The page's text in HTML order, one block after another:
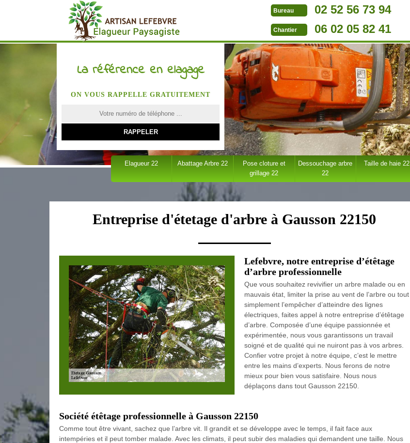
Bureau 02 52 56 73 94
Chantier 06 02 05 82 41
La référence en elagage
ON VOUS RAPPELLE GRATUITEMENT
Elagueur 22 Abattage Arbre 22
Pose cloture et
grillage 22
Dessouchage arbre
22
Taille de haie 22
Entreprise d'étetage d'arbre à Gausson 22150
Lefebvre, notre entreprise d’étêtage
d’arbre professionnelle
Que vous souhaitez revivifier un arbre malade ou en
mauvais état, limiter la prise au vent de l’arbre ou tout
simplement l’empêcher d’atteindre des lignes
électriques, faites appel à notre entreprise d’étêtage
d’arbre. Composée d’une équipe passionnée et
expérimentée, nous vous garantissons un travail
soigné et de qualité qui ne nuiront pas à vos arbres.
Confier votre projet à notre équipe, c’est le mettre
entre les mains d’experts. Nous ferons de notre
mieux pour bien vous satisfaire. Nous nous
déplaçons dans tout Gausson 22150.
Société étêtage professionnelle à Gausson 22150
Comme tout être vivant, sachez que l’arbre vit. Il grandit et se développe avec le temps, il fait face aux
intempéries et il peut tomber malade. Avec les climats, il peut subir des maladies qui demandent une taille. Nous